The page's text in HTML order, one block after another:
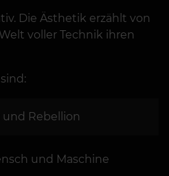
Die Ästhetik erzählt von
voller Technik ihren
Rebellion
und Maschine